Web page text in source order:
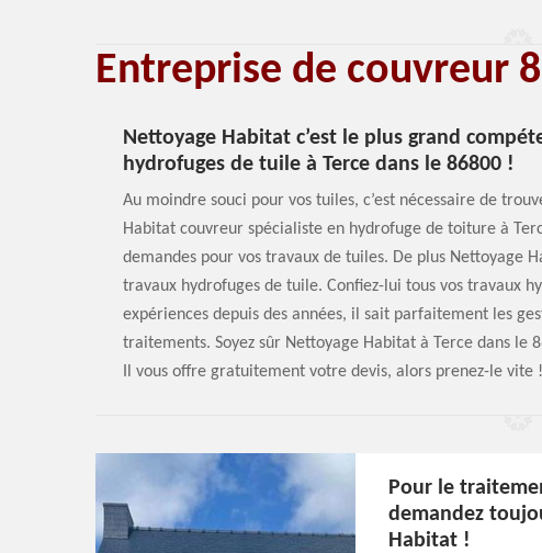
Entreprise de couvreur
Nettoyage Habitat c’est le plus grand
hydrofuges de tuile à Terce dans le 86800 !
Au moindre souci pour vos tuiles, c’est nécessaire de
Habitat couvreur spécialiste en hydrofuge de toiture à
demandes pour vos travaux de tuiles. De plus Nettoyage
travaux hydrofuges de tuile. Confiez-lui tous vos travaux
expériences depuis des années, il sait parfaitement les
traitements. Soyez sûr Nettoyage Habitat à Terce dans le
Il vous offre gratuitement votre devis, alors prenez-le vite !
Pour le
demandez
Habitat !